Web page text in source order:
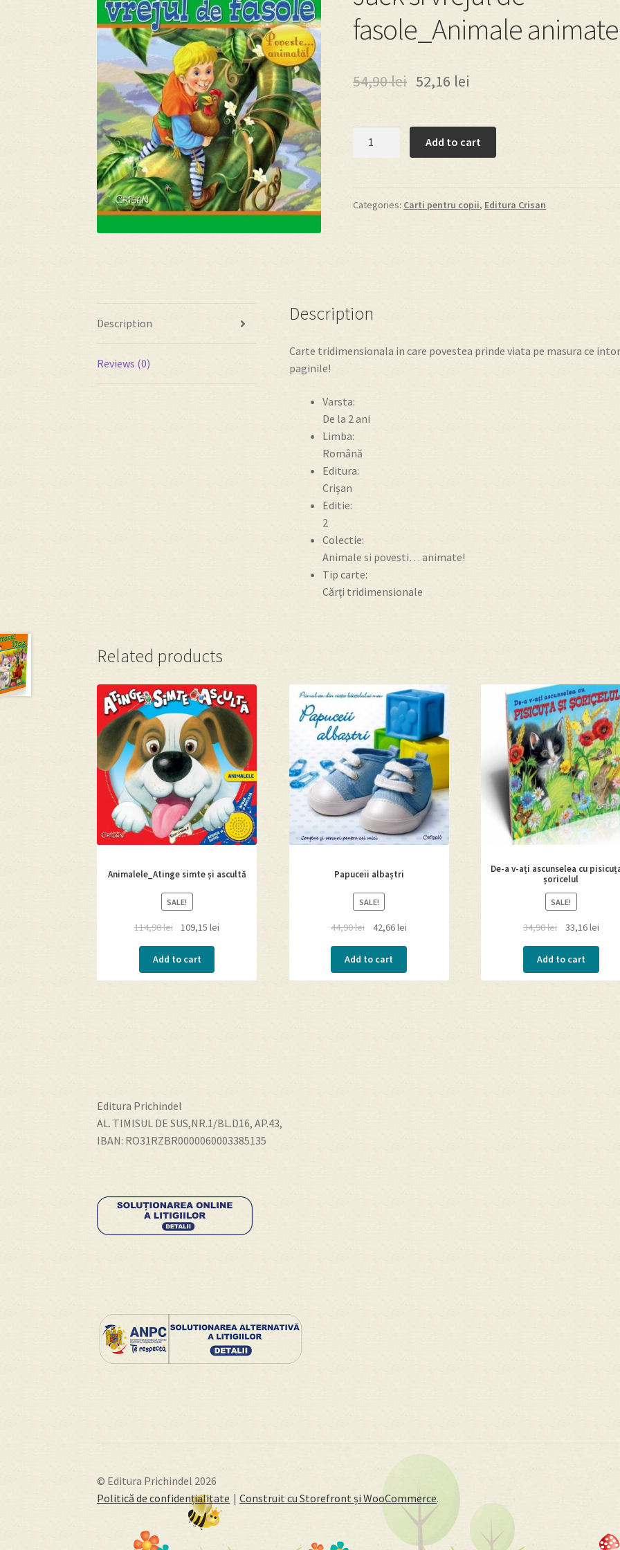
fasole_Animale animate
54,90lei 52,16 lei
fasole_Animale
Add to cart
Categories: Carti pentru copii, Editura Crisan
Description
Reviews (0)
Description
Carte tridimensionala in care povestea prinde viata pe masura ce
paginile!
Varsta:
De la 2 ani
Limba:
Română
Editura:
Crişan
Editie:
2
Colectie:
Animale si povesti… animate!
Tip carte:
Cărţi tridimensionale
Related products
Animalele_Atinge simte și ascultă
SALE!
114,90lei 109,15lei
Add to cart
Papuceii albaștri
SALE!
44,90lei 42,66lei
Add to cart
De-a v-ați ascunselea cu
șoricelul
SALE!
34,90lei 33,16lei
Add to cart
Editura Prichindel
AL. TIMISUL DE SUS,NR.1/BL.D16, AP.43,
IBAN: RO31RZBR0000060003385135
© Editura Prichindel 2026
Politică de confidențialitate
Construit cu Storefront și WooCommerce.